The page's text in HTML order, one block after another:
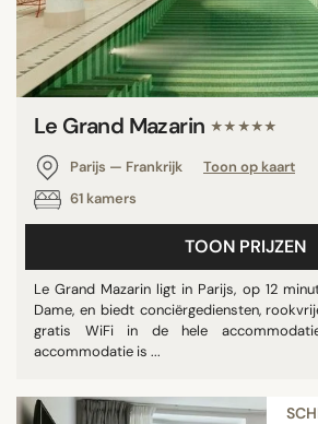
Le Grand Mazarin ★★★★★
Parijs — Frankrijk
Toon op kaart
61 kamers
TOON PRIJZEN
Le Grand Mazarin ligt in Parijs, op 12
Dame, en biedt conciërgediensten,
gratis WiFi in de hele
accommodatie is ...